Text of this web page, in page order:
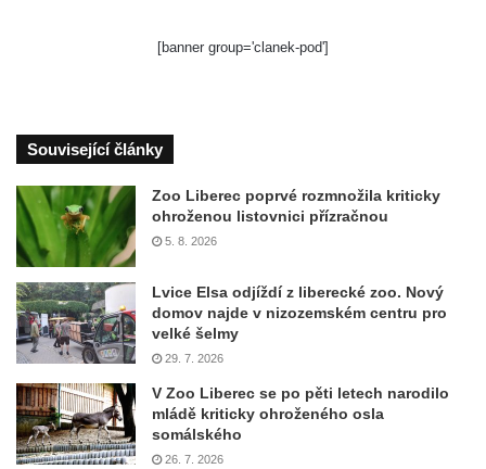
[banner group='clanek-pod']
Související články
Zoo Liberec poprvé rozmnožila kriticky
ohroženou listovnici přízračnou
5. 8. 2026
Lvice Elsa odjíždí z liberecké zoo. Nový
domov najde v nizozemském centru pro
velké šelmy
29. 7. 2026
V Zoo Liberec se po pěti letech narodilo
mládě kriticky ohroženého osla
somálského
26. 7. 2026